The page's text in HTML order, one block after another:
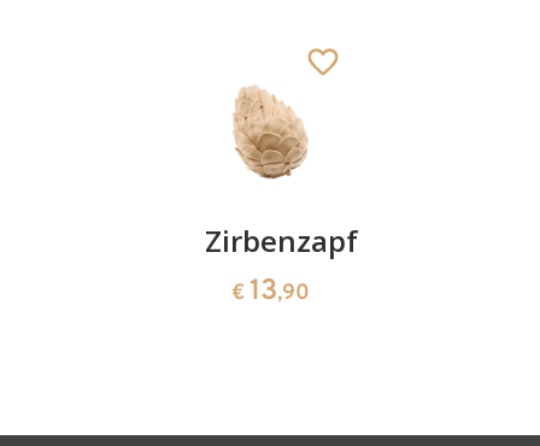
Warenkorb
Zirbenzapfen
€ 13,90